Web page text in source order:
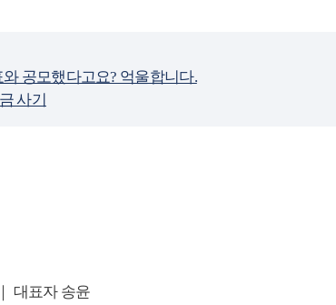
공모했다고요? 억울합니다.
사기
대표자 송윤